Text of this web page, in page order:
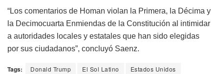
“Los comentarios de Homan violan la Primera, la Décima y
la Decimocuarta Enmiendas de la Constitución al intimidar
a autoridades locales y estatales que han sido elegidas
por sus ciudadanos”, concluyó Saenz.
Tags: Donald Trump El Sol Latino
Estados Unidos